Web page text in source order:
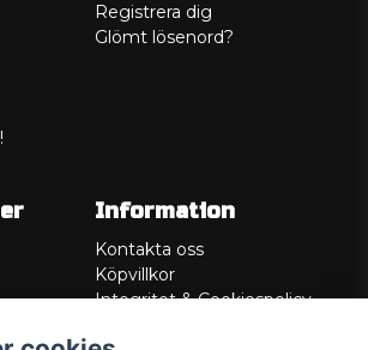
Registrera dig
Glömt lösenord?
Information
Kontakta oss
Köpvillkor
Integritet & Cookiespolicy